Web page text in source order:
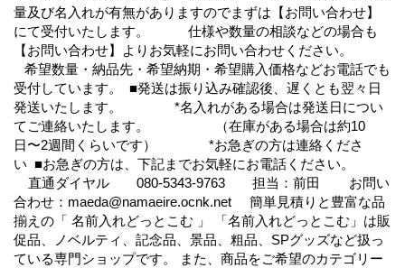
量及び名入れが有無がありますのでまずは【お問い合わせ】
にて受付いたします。 仕様や数量の相談などの場合も
【お問い合わせ】よりお気軽にお問い合わせください。
希望数量・納品先・希望納期・希望購入価格などお電話でも
受付しています。 ■発送は振り込み確認後、遅くとも翌々日
発送いたします。 *名入れがある場合は発送日につい
てご連絡いたします。 （在庫がある場合は約10
日〜2週間くらいです） *お急ぎの方は連絡くださ
い ■お急ぎの方は、下記までお気軽にお電話ください。
直通ダイヤル 080-5343-9763 担当：前田 お問い
合わせ：maeda@namaeire.ocnk.net 簡単見積りと豊富な品
揃えの「 名前入れどっとこむ 」 「名前入れどっとこむ」は販
促品、ノベルティ、記念品、景品、粗品、SPグッズなど扱っ
ている専門ショップです。 また、商品をご希望のカテゴリー